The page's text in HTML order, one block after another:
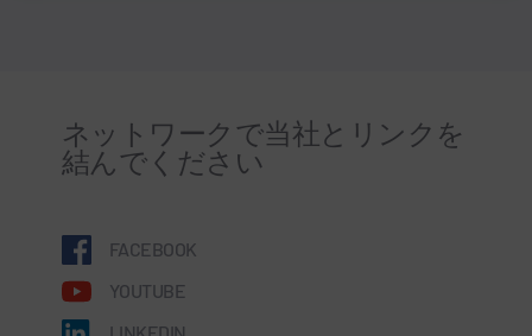
ネットワークで当社とリンクを
結んでください
FACEBOOK
YOUTUBE